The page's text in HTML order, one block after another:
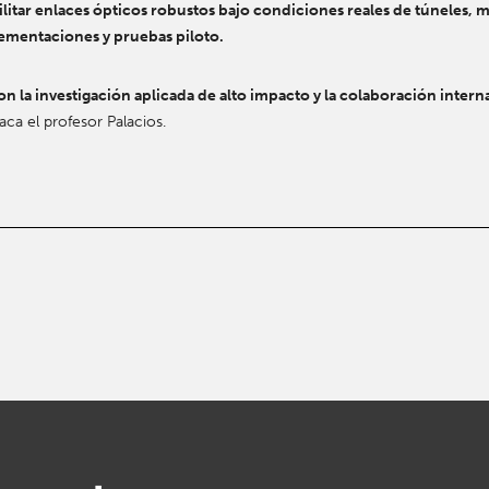
enlaces ópticos robustos bajo condiciones reales de túneles,
y pruebas piloto.
la investigación aplicada de alto impacto y la colaboración
el profesor Palacios.